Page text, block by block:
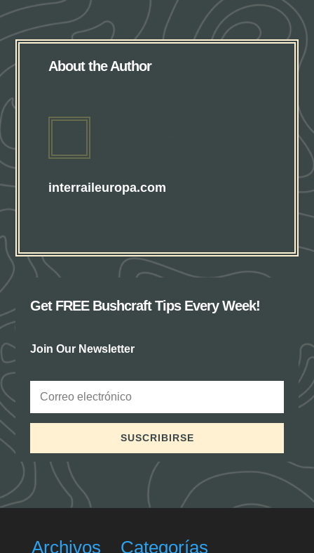
About the Author
interraileuropa.com
Get FREE Bushcraft Tips Every Week!
Join Our Newsletter
SUSCRIBIRSE
Archivos Categorías